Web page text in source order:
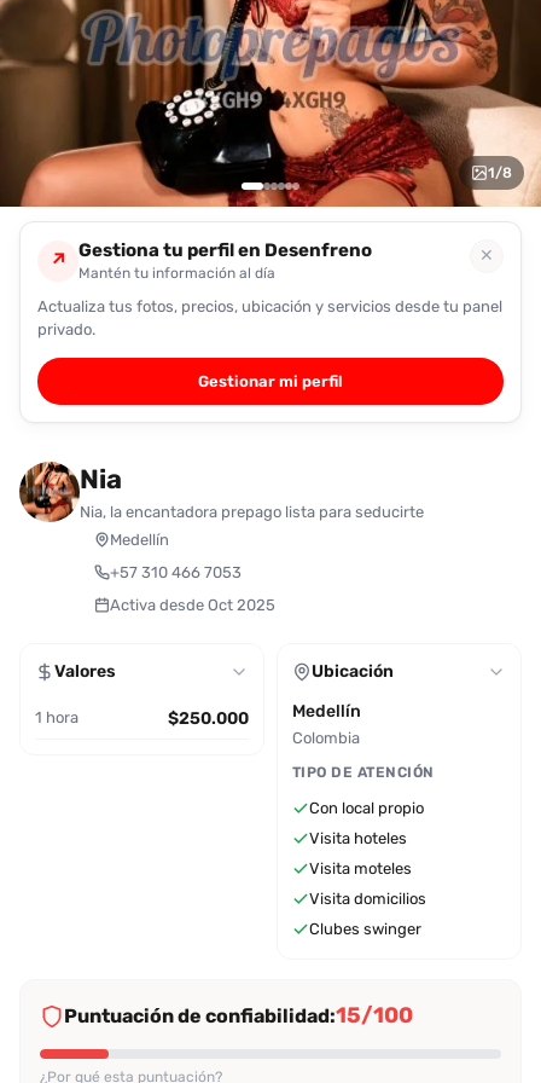
encontrarlas
fácilmente.
1/8
↗ Gestiona tu perfil en Desenfreno
Mantén tu información al día
✕
Actualiza tus fotos, precios, ubicación y servicios desde tu panel
privado.
Gestionar mi perfil
Nia
Nia, la encantadora prepago lista para seducirte
Medellín
+57 310 466 7053
Activa desde Oct 2025
Valores
1 hora $250.000
Ubicación
Medellín
Colombia
TIPO DE ATENCIÓN
Con local propio
Visita hoteles
Visita moteles
Visita domicilios
Clubes swinger
Puntuación de confiabilidad:15/100
¿Por qué esta puntuación?